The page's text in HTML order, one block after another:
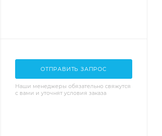
ОТПРАВИТЬ ЗАПРОС
Наши менеджеры обязательно свяжутся
с вами и уточнят условия заказа